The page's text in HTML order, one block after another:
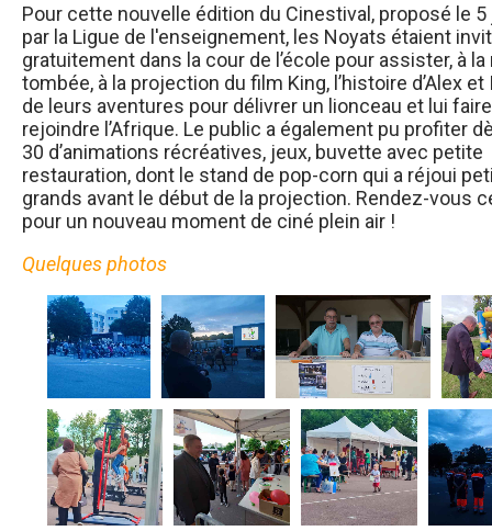
Pour cette nouvelle édition du Cinestival, proposé le
par la Ligue de l'enseignement, les Noyats étaient
gratuitement dans la cour de l’école pour assister, à la
tombée, à la projection du film King, l’histoire d’Alex
de leurs aventures pour délivrer un lionceau et lui faire
rejoindre l’Afrique. Le public a également pu profiter
30 d’animations récréatives, jeux, buvette avec petite
restauration, dont le stand de pop-corn qui a réjoui
grands avant le début de la projection. Rendez-vous
pour un nouveau moment de ciné plein air !
Quelques photos